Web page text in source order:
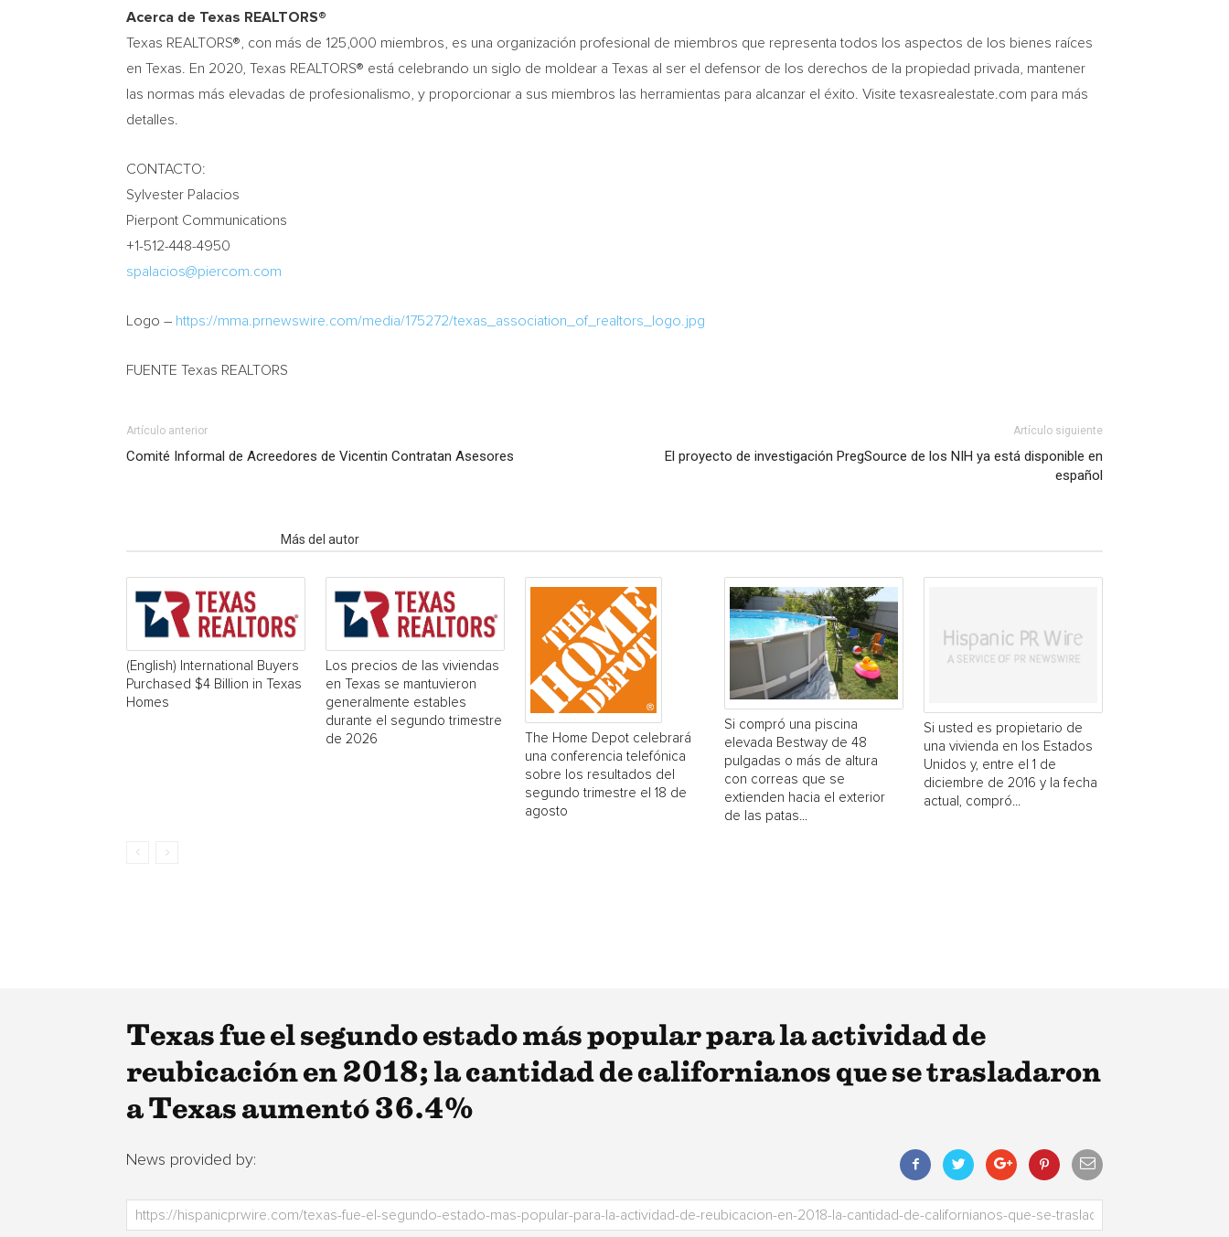
Acerca de Texas REALTORS®
Texas REALTORS®, con más de 125,000 miembros, es una organización profesional de miembros que representa todos los aspectos de los bienes raíces
en Texas . En 2020, Texas REALTORS® está celebrando un siglo de moldear a Texas al ser el defensor de los derechos de la propiedad privada, mantener
las normas más elevadas de profesionalismo, y proporcionar a sus miembros las herramientas para alcanzar el éxito. Visite texasrealestate.com para más
detalles.
CONTACTO:
Sylvester Palacios
Pierpont Communications
+1-512-448-4950
spalacios@piercom.com
Logo – https://mma.prnewswire.com/media/175272/texas_association_of_realtors_logo.jpg
FUENTE Texas REALTORS
Artículo anterior
Comité Informal de Acreedores de Vicentin Contratan Asesores
Artículo siguiente
El proyecto de investigación PregSource de los NIH ya está disponible en
español
Más del autor
(English) International Buyers
Purchased $4 Billion in Texas
Homes
Los precios de las viviendas
en Texas se mantuvieron
generalmente estables
durante el segundo trimestre
de 2026
The Home Depot celebrará
una conferencia telefónica
sobre los resultados del
segundo trimestre el 18 de
agosto
Si compró una piscina
elevada Bestway de 48
pulgadas o más de altura
con correas que se
extienden hacia el exterior
de las patas...
Si usted es propietario de
una vivienda en los Estados
Unidos y, entre el 1 de
diciembre de 2016 y la fecha
actual, compró...
Texas fue el segundo estado más popular para la actividad de
reubicación en 2018; la cantidad de californianos que se trasladaron
a Texas aumentó 36.4%
News provided by: